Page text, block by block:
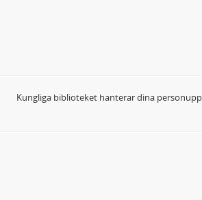
Kungliga biblioteket hanterar dina